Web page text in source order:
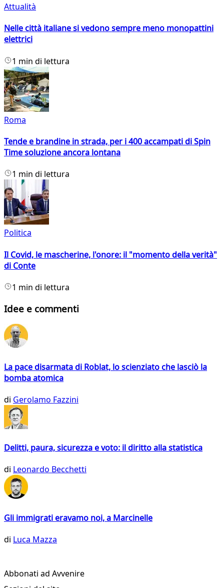
Attualità
Nelle città italiane si vedono sempre meno monopattini
elettrici
1 min di lettura
Roma
Tende e brandine in strada, per i 400 accampati di Spin
Time soluzione ancora lontana
1 min di lettura
Politica
Il Covid, le mascherine, l'onore: il "momento della verità"
di Conte
1 min di lettura
Idee e commenti
La pace disarmata di Roblat, lo scienziato che lasciò la
bomba atomica
di Gerolamo Fazzini
Delitti, paura, sicurezza e voto: il diritto alla statistica
di Leonardo Becchetti
Gli immigrati eravamo noi, a Marcinelle
di Luca Mazza
Abbonati ad Avvenire